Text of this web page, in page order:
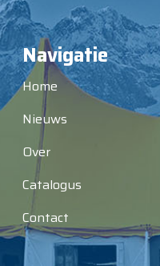
Navigatie
Home
Nieuws
Over
Catalogus
Contact